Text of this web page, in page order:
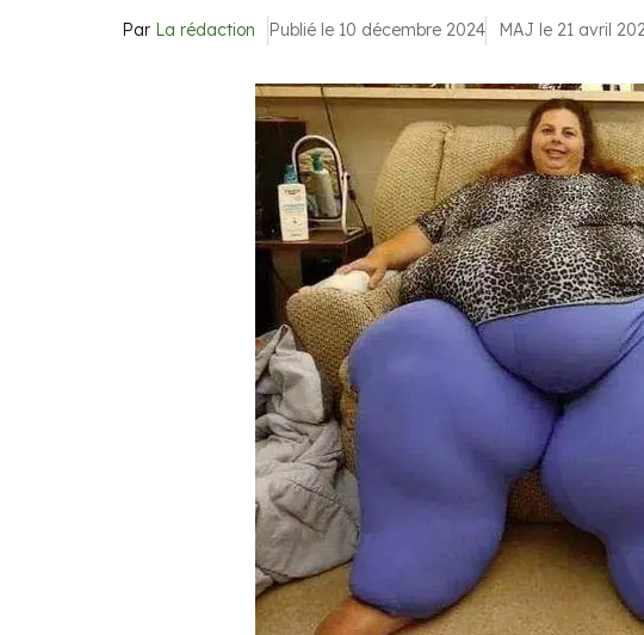
Par La rédaction Publié le 10 décembre 2024 MAJ le 21 avril